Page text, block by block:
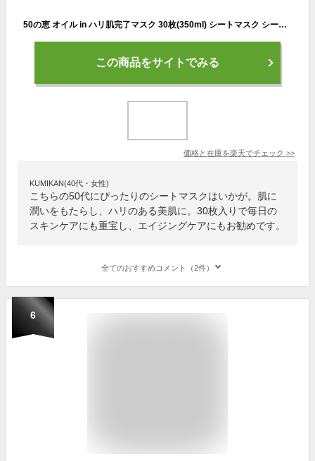
50の恵 オイル in ハリ肌完了マスク 30枚(350ml) シートマスク シートパック フェイスパック フェイスマスク ロート製薬(ROHTO)
この商品をサイトでみる
価格と在庫を楽天でチェック >>
KUMIKAN(40代・女性)
こちらの50代にぴったりのシートマスクはいかが。肌に
潤いをもたらし、ハリのある美肌に。30枚入りで毎日の
スキンケアにも重宝し、エイジングケアにもお勧めです。
全てのおすすめコメント（2件）
6